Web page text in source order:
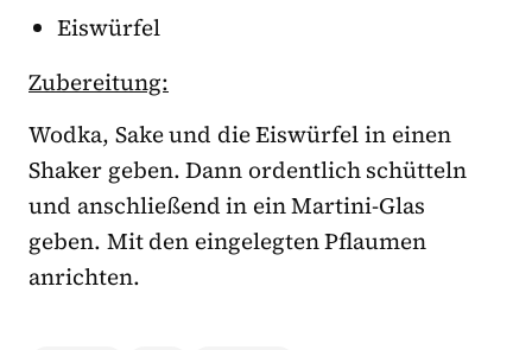
Eiswürfel
Zubereitung:
Wodka, Sake und die Eiswürfel in einen
Shaker geben. Dann ordentlich schütteln
und anschließend in ein Martini-Glas
geben. Mit den eingelegten Pflaumen
anrichten.